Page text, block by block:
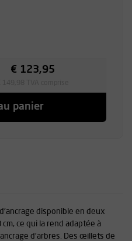
€ 123,95
panier
disponible en deux
ce qui la rend adaptée à
d'arbres. Des œillets de